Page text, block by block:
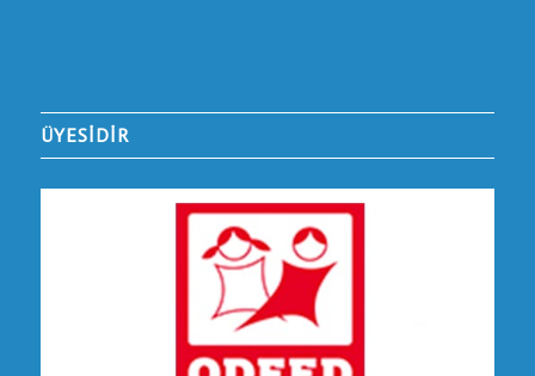
ÜYESİDİR